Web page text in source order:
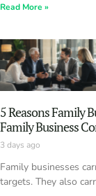
Read More »
5 Reasons Family
Family Business
3 days ago
Family businesses
targets. They also